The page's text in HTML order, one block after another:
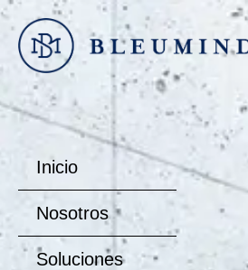
Ir
contenido
Inicio
Nosotros
Soluciones